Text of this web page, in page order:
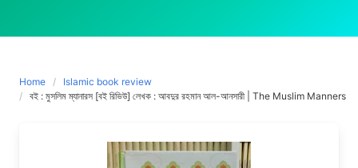
Home
Islamic book review
বই : মুসলিম ম্যানারস [বই রিভিউ] লেখক : আবদুর রহমান আল-আনসারী | The Muslim Manners